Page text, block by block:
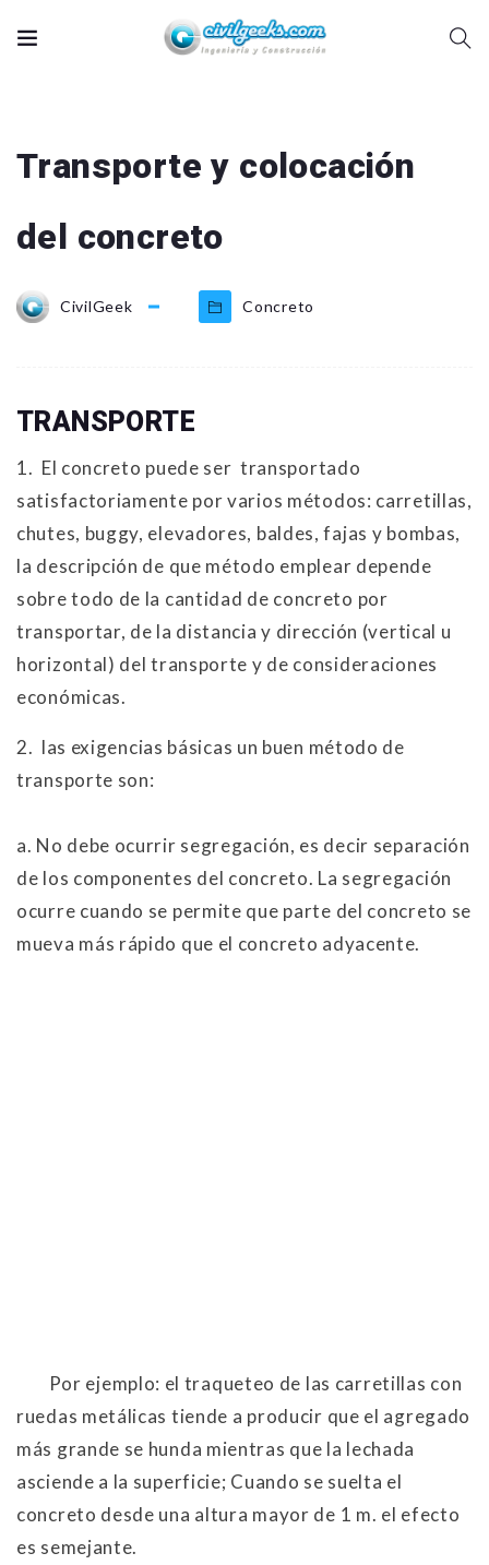
Transporte y colocación
del concreto
CivilGeek Concreto
TRANSPORTE
1. El concreto puede ser transportado
satisfactoriamente por varios métodos: carretillas,
chutes, buggy, elevadores, baldes, fajas y bombas,
la descripción de que método emplear depende
sobre todo de la cantidad de concreto por
transportar, de la distancia y dirección (vertical u
horizontal) del transporte y de consideraciones
económicas.
2. las exigencias básicas un buen método de
transporte son:
a. No debe ocurrir segregación, es decir separación
de los componentes del concreto. La segregación
ocurre cuando se permite que parte del concreto se
mueva más rápido que el concreto adyacente.
Por ejemplo: el traqueteo de las carretillas con
ruedas metálicas tiende a producir que el agregado
más grande se hunda mientras que la lechada
asciende a la superficie; Cuando se suelta el
concreto desde una altura mayor de 1 m. el efecto
es semejante.